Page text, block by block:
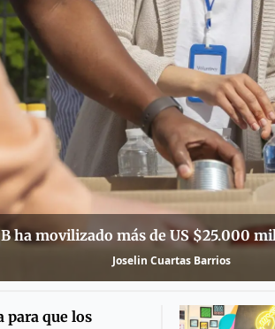
ha movilizado más de US $25.000
Joselin Cuartas Barrios
para que los